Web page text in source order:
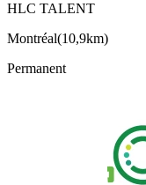
HLC TALENT
Montréal(10,9km)
Permanent